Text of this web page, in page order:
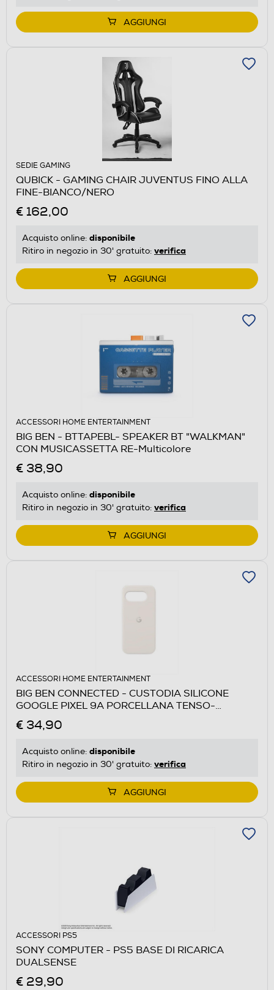
AGGIUNGI
SEDIE GAMING
QUBICK - GAMING CHAIR JUVENTUS FINO ALLA
FINE-BIANCO/NERO
€ 162,00
Acquisto online: disponibile
Ritiro in negozio in 30' gratuito: verifica
AGGIUNGI
ACCESSORI HOME ENTERTAINMENT
BIG BEN - BTTAPEBL- SPEAKER BT "WALKMAN"
CON MUSICASSETTA RE-Multicolore
€ 38,90
Acquisto online: disponibile
Ritiro in negozio in 30' gratuito: verifica
AGGIUNGI
ACCESSORI HOME ENTERTAINMENT
BIG BEN CONNECTED - CUSTODIA SILICONE
GOOGLE PIXEL 9A PORCELLANA TENSO-
Porcellana
€ 34,90
Acquisto online: disponibile
Ritiro in negozio in 30' gratuito: verifica
AGGIUNGI
ACCESSORI PS5
SONY COMPUTER - PS5 BASE DI RICARICA
DUALSENSE
€ 29,90